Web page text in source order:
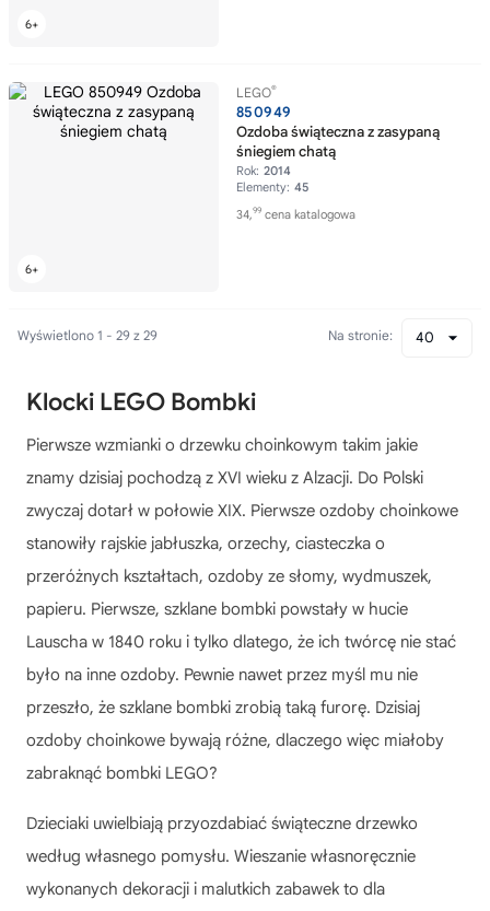
LEGO®
850949
Ozdoba świąteczna z zasypaną
śniegiem chatą
Rok: 2014
Elementy: 45
34,99 cena katalogowa
Wyświetlono 1 - 29 z 29 40
Na stronie:
Klocki LEGO Bombki
Pierwsze wzmianki o drzewku choinkowym takim jakie
znamy dzisiaj pochodzą z XVI wieku z Alzacji. Do Polski
zwyczaj dotarł w połowie XIX. Pierwsze ozdoby choinkowe
stanowiły rajskie jabłuszka, orzechy, ciasteczka o
przeróżnych kształtach, ozdoby ze słomy, wydmuszek,
papieru. Pierwsze, szklane bombki powstały w hucie
Lauscha w 1840 roku i tylko dlatego, że ich twórcę nie stać
było na inne ozdoby. Pewnie nawet przez myśl mu nie
przeszło, że szklane bombki zrobią taką furorę. Dzisiaj
ozdoby choinkowe bywają różne, dlaczego więc miałoby
zabraknąć bombki LEGO?
Dzieciaki uwielbiają przyozdabiać świąteczne drzewko
według własnego pomysłu. Wieszanie własnoręcznie
wykonanych dekoracji i malutkich zabawek to dla